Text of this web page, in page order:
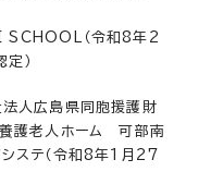
（令和8年2
）
人広島県同胞援護財
護老人ホーム 可部南
ステ（令和8年1月27